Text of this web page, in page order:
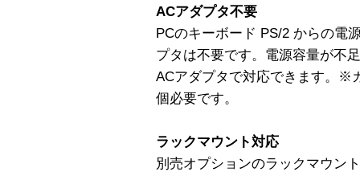
ACアダプタ不要
PCのキーボード PS/2 からの電
プタは不要です。電源容量が不
ACアダプタで対応できます。※
個必要です。
ラックマウント対応
別売オプションのラックマウン